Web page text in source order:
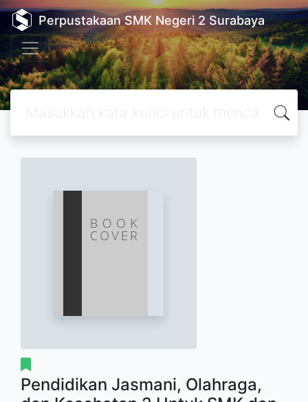
Perpustakaan SMK Negeri 2 Surabaya
Pendidikan Jasmani, Olahraga,